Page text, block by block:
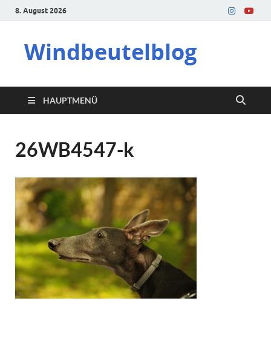
8. August 2026
Windbeutelblog
HAUPTMENÜ
26WB4547-k